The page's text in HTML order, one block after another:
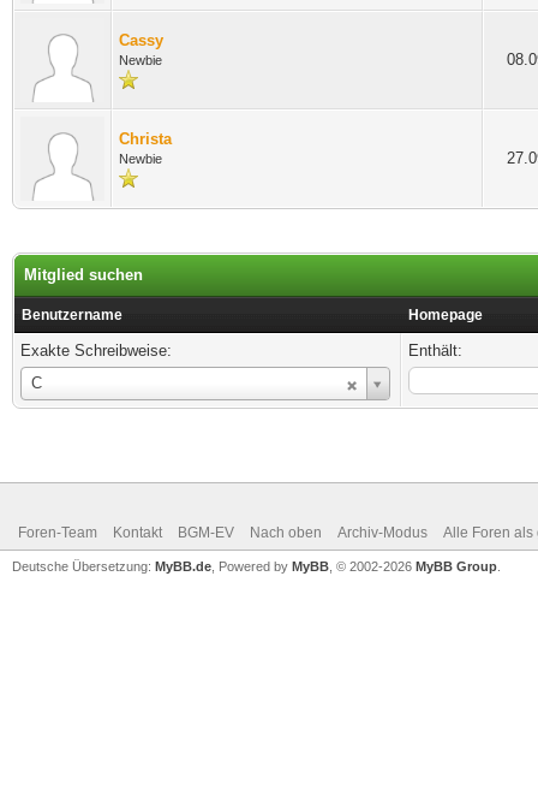
Cassy
Newbie
Christa
Newbie
Mitglied suchen
Benutzername Homepage
Exakte Schreibweise:
C
Benutzername
Enthält:
Foren-Team Kontakt BGM-EV Nach oben Archiv-Modus Alle Foren als
Deutsche Übersetzung: MyBB.de , Powered by MyBB , © 2002-2026 MyBB Group